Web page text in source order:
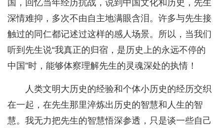
国，回忆当年经历抗战，说到中国文化和历史，先生
深情难抑，多次不由自主地满眼含泪。许多与先生接
触过的同仁都记述过这样的感人场景。所以，当我们
听到先生说“我真正的归宿，是历史上的永远不停的
中国”时，能够体察理解先生的灵魂深处的执情！
人类文明大历史的经验和个体小历史的经历交织
在一起，在先生那里淬炼出历史的智慧和人生的智
慧。我无力把先生的智慧悟深参透，只是谈一些自己